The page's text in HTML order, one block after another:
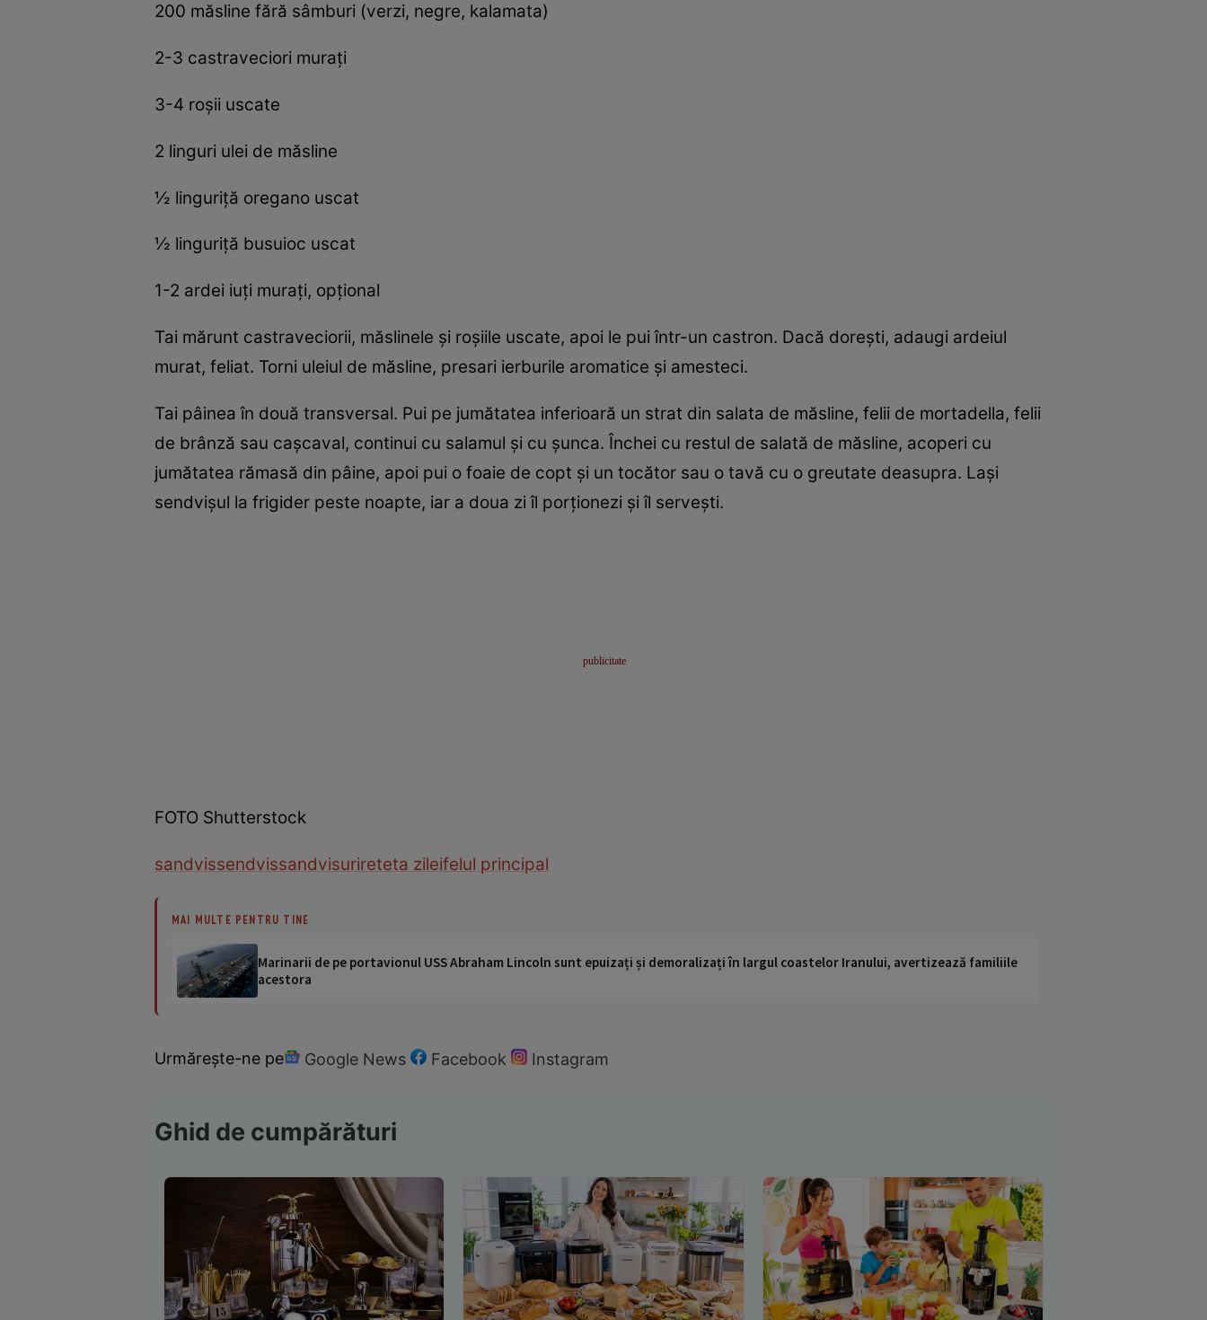
200 măsline fără sâmburi (verzi, negre, kalamata)
2-3 castraveciori muraţi
3-4 roşii uscate
2 linguri ulei de măsline
½ linguriţă oregano uscat
½ linguriţă busuioc uscat
1-2 ardei iuţi muraţi, opţional
Tai mărunt castraveciorii, măslinele şi roşiile uscate, apoi le pui într-un castron. Dacă doreşti, adaugi ardeiul
murat, feliat. Torni uleiul de măsline, presari ierburile aromatice şi amesteci.
Tai pâinea în două transversal. Pui pe jumătatea inferioară un strat din salata de măsline, felii de mortadella, felii
de brânză sau caşcaval, continui cu salamul şi cu şunca. Închei cu restul de salată de măsline, acoperi cu
jumătatea rămasă din pâine, apoi pui o foaie de copt şi un tocător sau o tavă cu o greutate deasupra. Laşi
sendvişul la frigider peste noapte, iar a doua zi îl porţionezi şi îl serveşti.
FOTO Shutterstock
sandvissendvissandvisurireteta zileifelul principal
MAI MULTE PENTRU TINE
Marinarii de pe portavionul USS Abraham Lincoln sunt epuizați și demoralizați în largul coastelor Iranului, avertizează familiile
acestora
Urmărește-ne pe Google News Facebook Instagram
Ghid de cumpărături